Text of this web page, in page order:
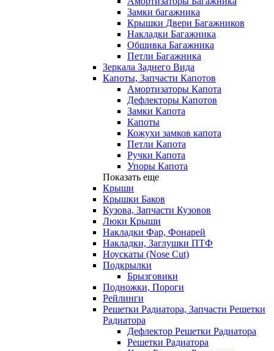
Замки багажника
Крышки Двери Багажников
Накладки Багажника
Обшивка Багажника
Петли Багажника
Зеркала Заднего Вида
Капоты, Запчасти Капотов
Амортизаторы Капота
Дефлекторы Капотов
Замки Капота
Капоты
Кожухи замков капота
Петли Капота
Ручки Капота
Упоры Капота
Показать еще
Крыши
Крышки Баков
Кузова, Запчасти Кузовов
Люки Крыши
Накладки Фар, Фонарей
Накладки, Заглушки ПТФ
Ноускаты (Nose Cut)
Подкрылки
Брызговики
Подножки, Пороги
Рейлинги
Решетки Радиатора, Запчасти Решетки
Радиатора
Дефлектор Решетки Радиатора
Решетки Радиатора